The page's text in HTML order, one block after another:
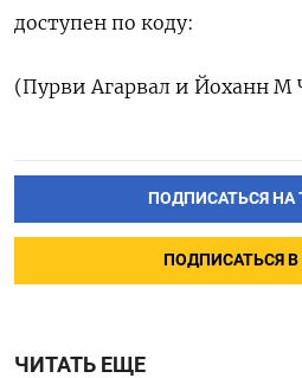
доступен по коду:
(Пурви Агарвал и Йоханн М
ПОДПИСАТЬСЯ НА
ПОДПИСАТЬСЯ В
ЧИТАТЬ ЕЩЕ